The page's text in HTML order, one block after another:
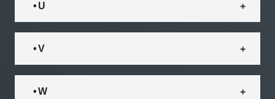
• U
• V
• W